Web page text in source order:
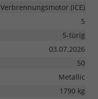
Verbrennungsmotor (ICE)
5
5-türig
03.07.2026
50
Metallic
1790 kg